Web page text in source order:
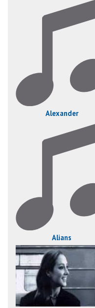
Alexander
Alians